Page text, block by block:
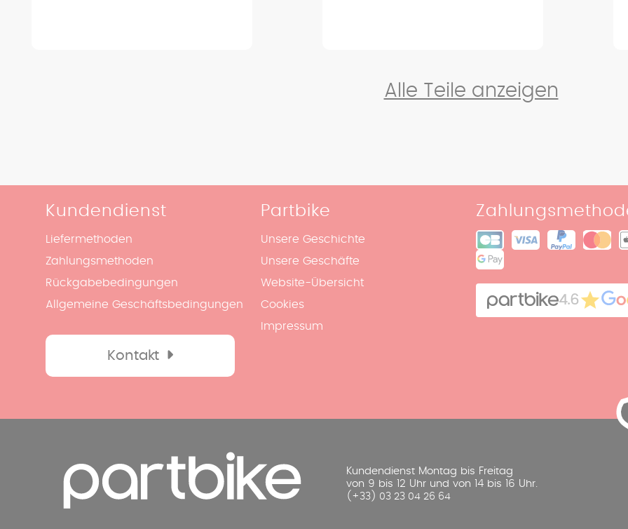
Alle Teile anzeigen
Kundendienst
Liefermethoden
Zahlungsmethoden
Rückgabebedingungen
Allgemeine Geschäftsbedingungen
Kontakt
Partbike
Unsere Geschichte
Unsere Geschäfte
Website-Übersicht
Cookies
Impressum
4.6
Kundendienst Montag bis Freitag
von 9 bis 12 Uhr und von 14 bis 16 Uhr.
(+33) 03 23 04 26 64